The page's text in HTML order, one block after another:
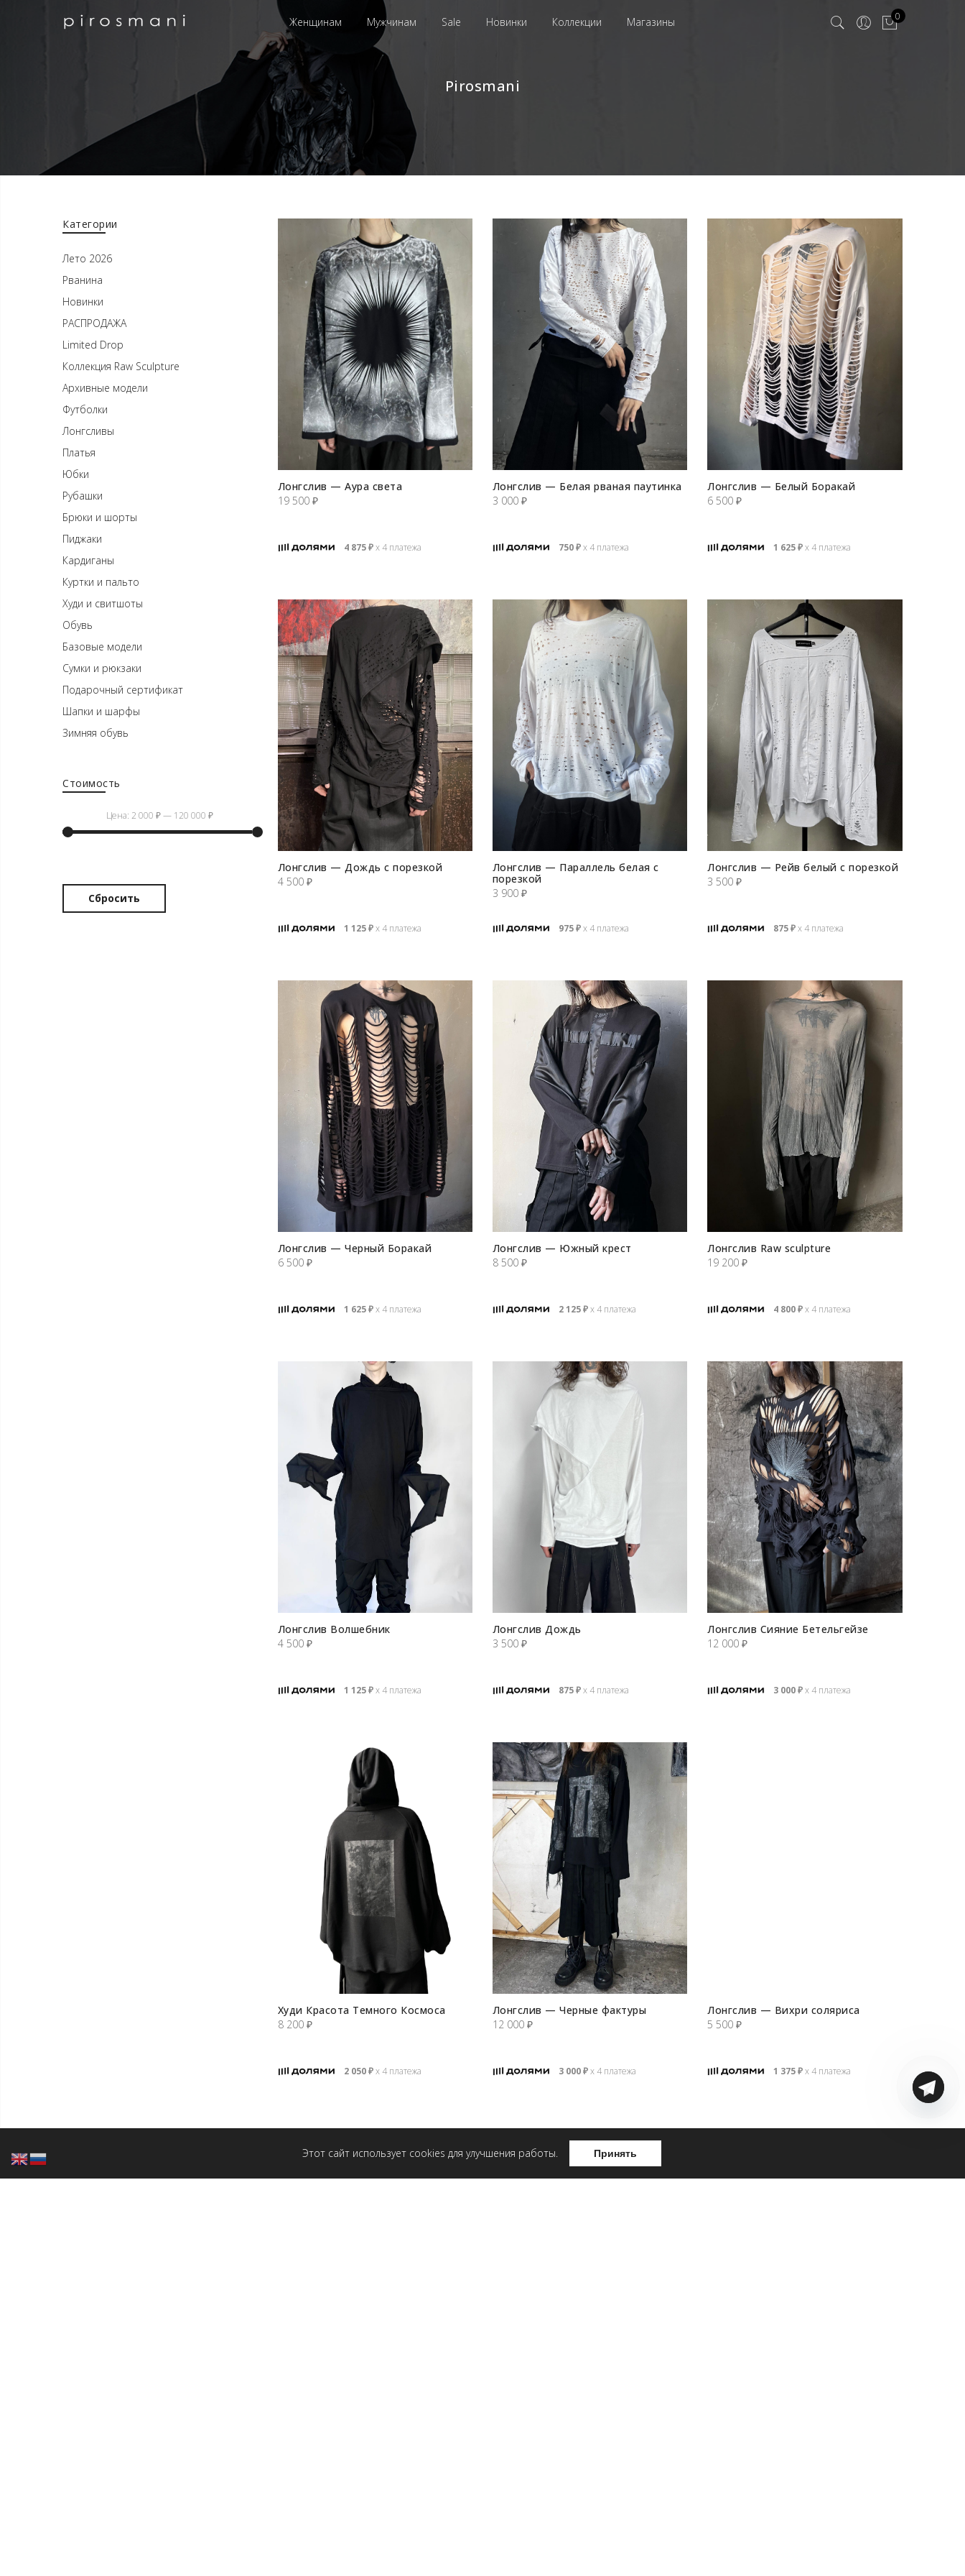
Женщинам Мужчинам Sale Новинки Коллекции Магазины 0
Pirosmani
Лонгслив — Аура света
19 500 ₽
4 875₽х 4 платежа
Лонгслив — Белая рваная паутинка
3 000 ₽
750₽х 4 платежа
Лонгслив — Белый Боракай
6 500₽
1 625₽х 4 платежа
Лонгслив — Дождь с порезкой
4 500 ₽
1 125₽х 4 платежа
Лонгслив — Параллель белая с
порезкой
3 900 ₽
975₽х 4 платежа
Лонгслив — Рейв белый с порезкой
3 500₽
875₽х 4 платежа
Лонгслив — Черный Боракай
6 500 ₽
1 625₽х 4 платежа
Лонгслив — Южный крест
8 500 ₽
2 125₽х 4 платежа
Лонгслив Raw sculpture
19 200₽
4 800₽х 4 платежа
Лонгслив Волшебник
4 500 ₽
1 125₽х 4 платежа
Лонгслив Дождь
3 500 ₽
875₽х 4 платежа
Лонгслив Сияние Бетельгейзе
12 000₽
3 000₽х 4 платежа
Худи Красота Темного Космоса
8 200 ₽
2 050₽х 4 платежа
Лонгслив — Черные фактуры
12 000 ₽
3 000₽х 4 платежа
Лонгслив — Вихри соляриса
5 500₽
1 375₽х 4 платежа
Категории
Лето 2026
Рванина
Новинки
РАСПРОДАЖА
Limited Drop
Коллекция Raw Sculpture
Архивные модели
Футболки
Лонгсливы
Платья
Юбки
Рубашки
Брюки и шорты
Пиджаки
Кардиганы
Куртки и пальто
Худи и свитшоты
Обувь
Базовые модели
Сумки и рюкзаки
Подарочный сертификат
Шапки и шарфы
Зимняя обувь
Стоимость
Цена:2 000 ₽— 120 000 ₽
Сбросить
Этот сайт использует cookies для улучшения работы. Принять